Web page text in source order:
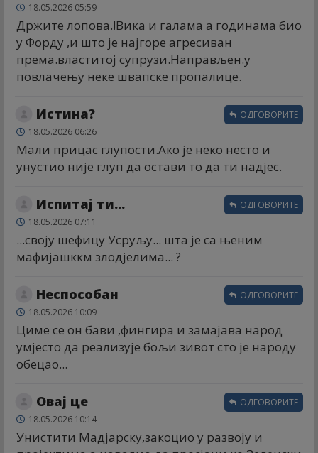
18.05.2026 05:59
Држите лопова.!Вика и галама а годинама био
у Форду ,и што је најгоре агресиван
према.властитој супрузи.Направљен.у
повлачењу неке швапске пропалице.
Истина?
18.05.2026 06:26
Мали прицас глупости.Ако је неко несто и
унустио није глуп да остави то да ти надјес.
ОДГОВОРИТЕ
Испитај ти...
18.05.2026 07:11
...своју шефицу Усруљу... шта је са њеним
мафијашккм злодјелима... ?
ОДГОВОРИТЕ
Неспособан
18.05.2026 10:09
Циме се он бави ,фингира и замајава народ
умјесто да реализује бољи зивот сто је народу
обецао...
ОДГОВОРИТЕ
Овај це
18.05.2026 10:14
Унистити Мадјарску,закоцио у развоју и
ОДГОВОРИТЕ